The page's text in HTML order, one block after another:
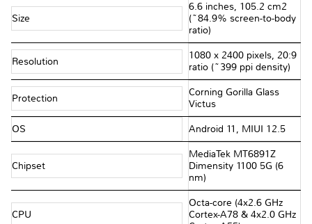
Size
6.6 inches, 105.2 cm2
(~84.9% screen-to-body
ratio)
Resolution
1080 x 2400 pixels, 20:9
ratio (~399 ppi density)
Protection
Corning Gorilla Glass
Victus
OS Android 11, MIUI 12.5
Chipset
MediaTek MT6891Z
Dimensity 1100 5G (6
nm)
CPU
Octa-core (4x2.6 GHz
Cortex-A78 & 4x2.0 GHz